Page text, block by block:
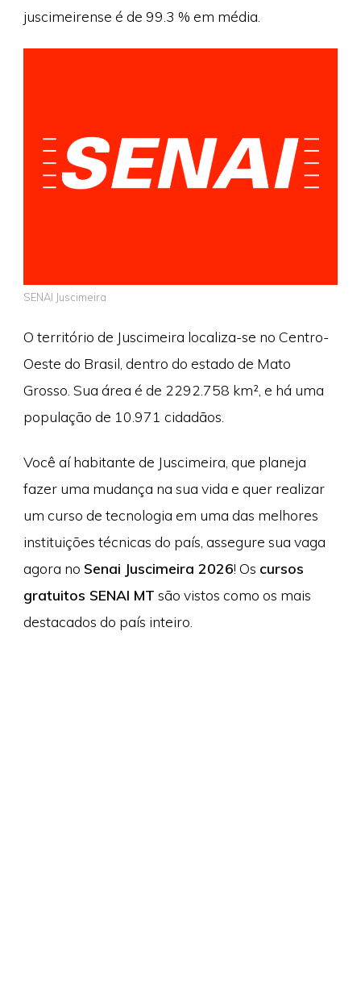
juscimeirense é de 99.3 % em média.
SENAI Juscimeira
O território de Juscimeira localiza-se no Centro-
Oeste do Brasil, dentro do estado de Mato
Grosso. Sua área é de 2292.758 km², e há uma
população de 10.971 cidadãos.
Você aí habitante de Juscimeira, que planeja
fazer uma mudança na sua vida e quer realizar
um curso de tecnologia em uma das melhores
instituições técnicas do país, assegure sua vaga
agora no Senai Juscimeira 2026! Os cursos
gratuitos SENAI MT são vistos como os mais
destacados do país inteiro.